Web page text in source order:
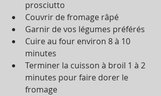
prosciutto
Couvrir de fromage râpé
Garnir de vos légumes préférés
Cuire au four environ 8 à 10
minutes
Terminer la cuisson à broil 1 à 2
minutes pour faire dorer le
fromage